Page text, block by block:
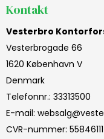
Kontakt
Vesterbro
Vesterbrogade 66
1620 København V
Denmark
Telefonnr.: 33313500
E-mail:
CVR-nummer: 55846111